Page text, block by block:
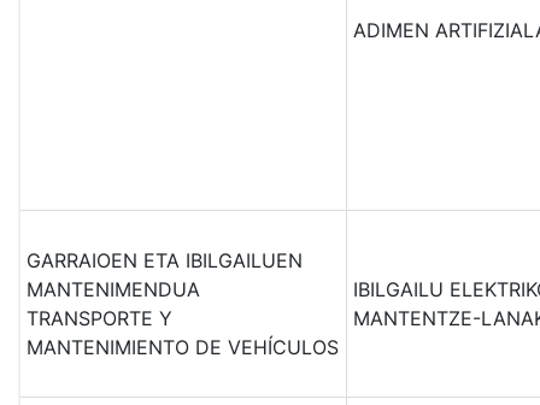
ADIMEN
GARRAIOEN ETA IBILGAILUEN
MANTENIMENDUA
TRANSPORTE Y
MANTENIMIENTO DE VEHÍCULOS
IBILGAILU
MANTENTZE-